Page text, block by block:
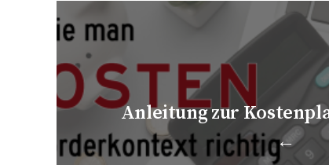
←
Anleitung zur